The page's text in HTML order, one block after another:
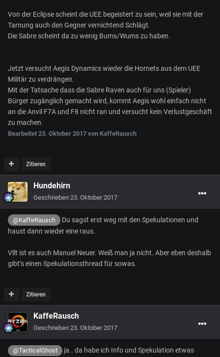
Von der Eclipse scheint die UEE begeistert zu sein, weil sie mit der
Tarnung auch den Gegner vernichtend Schlägt.
Die Sabre scheint da zu wenig Bums/Wums zu haben.
Jetzt versucht Aegis Dynamics wieder die Hornets aus dem UEE
Militär zu verdrängen.
Mit der Tatsache dass die Sabre Raven auch für uns (Spieler)
Bürger zugänglich gemacht wird, kommt Aegis wohl einfach nicht
an die Anvil F7A und F8 nicht ran und versucht kein Verlustgeschäft
zu machen.
Bearbeitet 23. Oktober 2017 von KaffeRausch
Zitieren
Hundehirn
Geschrieben 23. Oktober 2017
@KaffeRausch
Du sagst erst weg mit den Spekulationen und
haust dann wieder eine raus.
Vllt ist es auch Manuel Neuer. Weiß man ja nicht. Aber eben deshalb
gibt’s einen Spekulationsthread für sowas.
Zitieren
KaffeRausch
Geschrieben 23. Oktober 2017
@TacticalGhost
ja.. da habe ich Info und Spekulation etwas